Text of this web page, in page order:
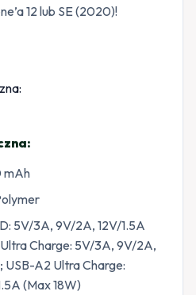
12 lub SE (2020)!
5V/3A, 9V/2A, 12V/1.5A
Charge: 5V/3A, 9V/2A,
USB-A2 Ultra Charge:
(Max 18W)